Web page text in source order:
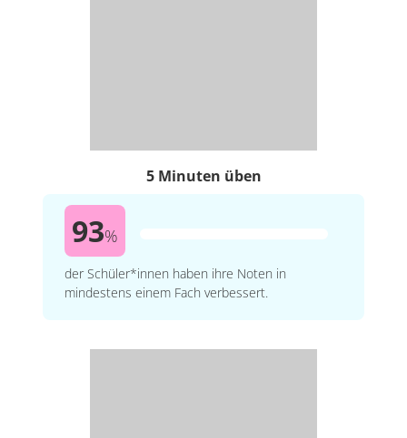
5 Minuten üben
93%
der Schüler*innen haben ihre Noten in
mindestens einem Fach verbessert.